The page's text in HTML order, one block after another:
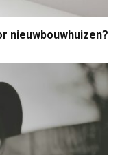
nieuwbouwhuizen?